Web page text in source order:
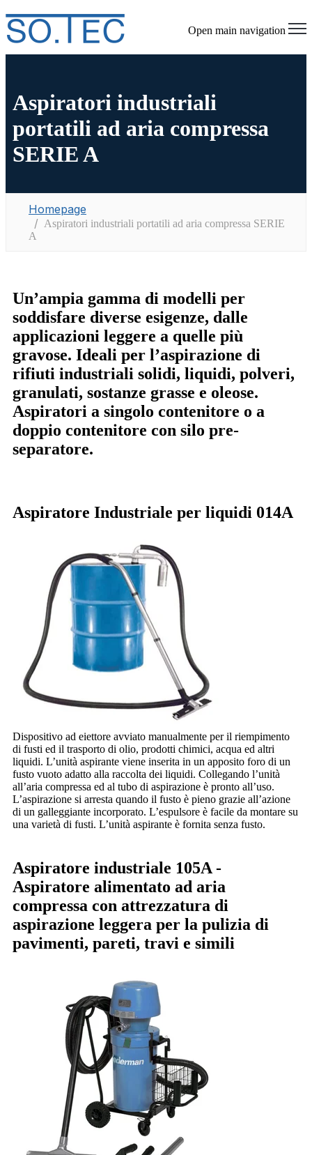
Open main navigation
Aspiratori industriali
portatili ad aria compressa
SERIE A
Homepage
Aspiratori industriali portatili ad aria compressa SERIE
A
Un’ampia gamma di modelli per
soddisfare diverse esigenze, dalle
applicazioni leggere a quelle più
gravose. Ideali per l’aspirazione di
rifiuti industriali solidi, liquidi, polveri,
granulati, sostanze grasse e oleose.
Aspiratori a singolo contenitore o a
doppio contenitore con silo pre-
separatore.
Aspiratore Industriale per liquidi 014A
Dispositivo ad eiettore avviato manualmente per il riempimento
di fusti ed il trasporto di olio, prodotti chimici, acqua ed altri
liquidi. L’unità aspirante viene inserita in un apposito foro di un
fusto vuoto adatto alla raccolta dei liquidi. Collegando l’unità
all’aria compressa ed al tubo di aspirazione è pronto all’uso.
L’aspirazione si arresta quando il fusto è pieno grazie all’azione
di un galleggiante incorporato. L’espulsore è facile da montare su
una varietà di fusti. L’unità aspirante è fornita senza fusto.
Aspiratore industriale 105A -
Aspiratore alimentato ad aria
compressa con attrezzatura di
aspirazione leggera per la pulizia di
pavimenti, pareti, travi e simili